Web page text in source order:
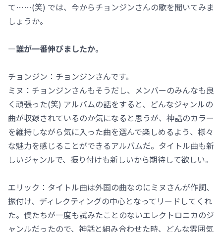
て……(笑) では、今からチョンジンさんの歌を聞いてみま
しょうか。
―誰が一番伸びましたか。
チョンジン：チョンジンさんです。
ミヌ：チョンジンさんもそうだし、メンバーのみんなも良
く頑張った(笑) アルバムの話をすると、どんなジャンルの
曲が収録されているのか気になると思うが、神話のカラー
を維持しながら気に入った曲を選んで楽しめるよう、様々
な魅力を感じることができるアルバムだ。タイトル曲も新
しいジャンルで、振り付けも新しいから期待して欲しい。
エリック：タイトル曲は外国の曲なのにミヌさんが作詞、
振付け、ディレクティングの中心となってリードしてくれ
た。僕たちが一度も試みたことのないエレクトロニカのジ
ャンルだったので、神話と組み合わせた時、どんな雰囲気